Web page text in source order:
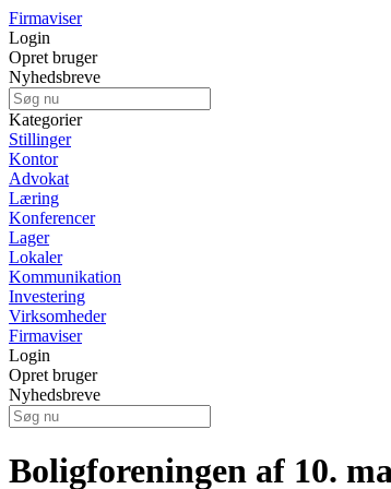
Firmaviser
Login
Opret bruger
Nyhedsbreve
Kategorier
Stillinger
Kontor
Advokat
Læring
Konferencer
Lager
Lokaler
Kommunikation
Investering
Virksomheder
Firmaviser
Login
Opret bruger
Nyhedsbreve
Boligforeningen af 10.